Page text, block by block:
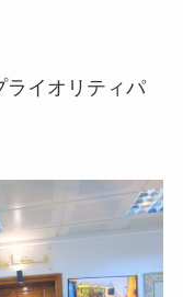
ライオリティパ